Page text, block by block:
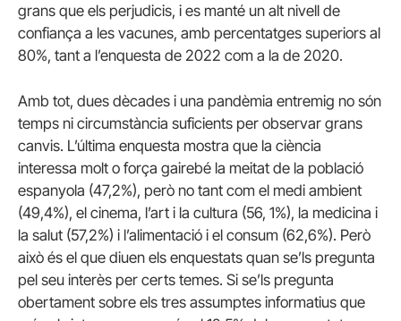
grans que els perjudicis, i es manté un alt nivell de
confiança a les vacunes, amb percentatges superiors al
80%, tant a l’enquesta de 2022 com a la de 2020.
Amb tot, dues dècades i una pandèmia entremig no són
temps ni circumstància suficients per observar grans
canvis. L’última enquesta mostra que la ciència
interessa molt o força gairebé la meitat de la població
espanyola (47,2%), però no tant com el medi ambient
(49,4%), el cinema, l’art i la cultura (56, 1%), la medicina i
la salut (57,2%) i l’alimentació i el consum (62,6%). Però
això és el que diuen els enquestats quan se’ls pregunta
pel seu interès per certs temes. Si se’ls pregunta
obertament sobre els tres assumptes informatius que